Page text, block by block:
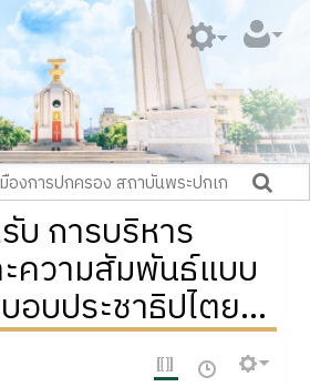
การบริหาร
ความสัมพันธ์แบบ
อบประชาธิปไตย...